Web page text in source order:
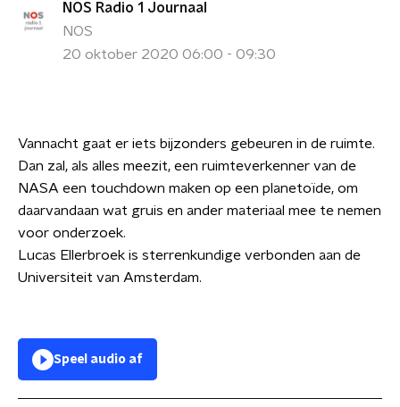
NOS Radio 1 Journaal
NOS
20 oktober 2020 06:00 - 09:30
Vannacht gaat er iets bijzonders gebeuren in de ruimte.
Dan zal, als alles meezit, een ruimteverkenner van de
NASA een touchdown maken op een planetoïde, om
daarvandaan wat gruis en ander materiaal mee te nemen
voor onderzoek.
Lucas Ellerbroek is sterrenkundige verbonden aan de
Universiteit van Amsterdam.
Speel audio af